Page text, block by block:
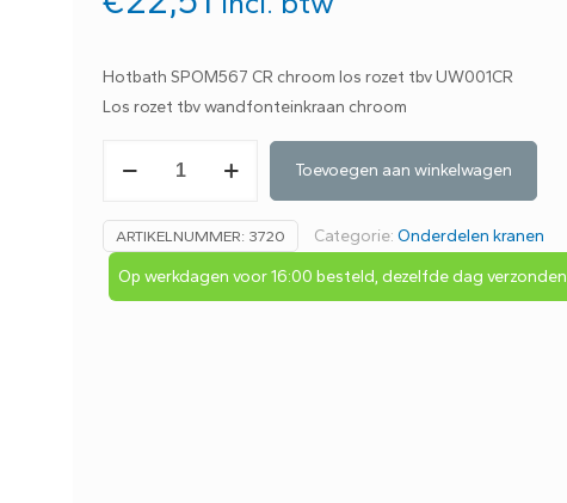
Hotbath SPOM567 CR chroom los rozet tbv UW001CR
Los rozet tbv wandfonteinkraan chroom
SPOM567
chroom
los
rozet
Toevoegen aan winkelwagen
ARTIKELNUMMER: 3720 Categorie:Onderdelen kranen
Op werkdagen voor 16:00 besteld, dezelfde dag verzonden